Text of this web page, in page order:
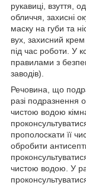
рукавиці, взуття,
обличчя, захисні
маску на губи та
вух, захисний
під час роботи. У
правилами з
заводів).
Речовина, що
разі подразнення
чистою водою
прополоскати її
обробити
чистою водою. У